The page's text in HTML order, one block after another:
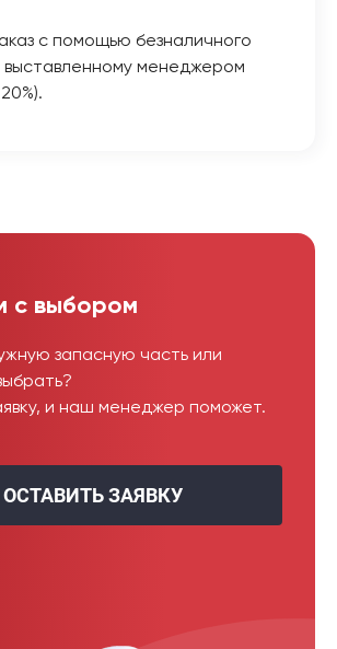
с помощью безналичного
менеджером
с выбором
запасную часть или
и наш менеджер поможет.
ОСТАВИТЬ ЗАЯВКУ